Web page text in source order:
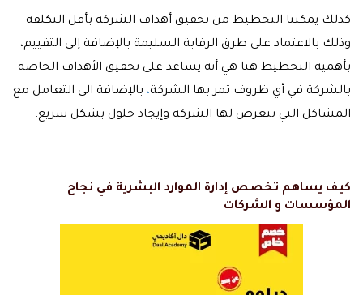
كذلك يمكننا التخطيط من تحقيق أهداف الشركة بأقل التكلفة
وذلك بالاعتماد على طرق الرقابة السليمة بالإضافة إلى التقييم،
بأهمية التخطيط هنا هي أنه يساعد على تحقيق الأهداف الخاصة
بالشركة في أي ظروف تمر بها الشركة، بالإضافة الى التعامل مع
المشاكل التي تتعرض لها الشركة وإيجاد حلول بشكل سريع.
كيف يساهم تخصص إدارة الموارد البشرية في نجاح
المؤسسات و الشركات